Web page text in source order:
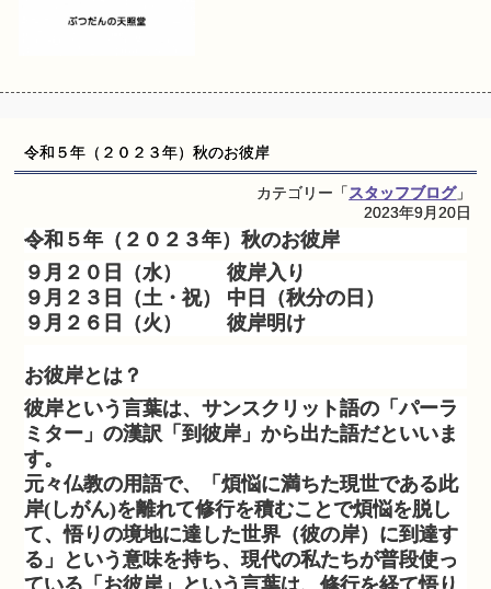
令和５年（２０２３年）秋のお彼岸
カテゴリー「スタッフブログ」
2023年9月20日
令和５年（２０２３年）秋のお彼岸
９月２０日（水） 彼岸入り
９月２３日（土・祝） 中日（秋分の日）
９月２６日（火） 彼岸明け
お彼岸とは？
彼岸という言葉は、サンスクリット語の「パーラ
ミター」の漢訳「到彼岸」から出た語だといいま
す。
元々仏教の用語で、「煩悩に満ちた現世である此
岸(しがん)を離れて修行を積むことで煩悩を脱し
て、悟りの境地に達した世界（彼の岸）に到達す
る」という意味を持ち、現代の私たちが普段使っ